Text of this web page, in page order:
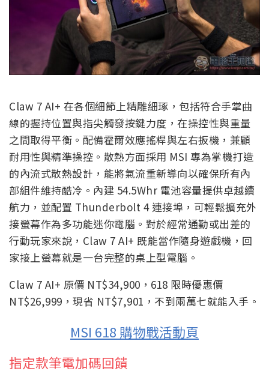
Claw 7 AI+ 在各個細節上精雕細琢，包括符合手掌曲
線的握持位置與指尖觸發按鍵力度，在操控性與重量
之間取得平衡。配備霍爾效應搖桿與左右扳機，兼顧
耐用性與精準操控。散熱方面採用 MSI 專為掌機打造
的內流式散熱設計，能將氣流重新導向以確保所有內
部組件維持酷冷。內建 54.5Whr 電池容量提供卓越續
航力，並配置 Thunderbolt 4 連接埠，可輕鬆擴充外
接螢幕作為多功能迷你電腦。對於經常通勤或出差的
行動玩家來說，Claw 7 AI+ 既能當作隨身遊戲機，回
家接上螢幕就是一台完整的桌上型電腦。
Claw 7 AI+ 原價 NT$34,900，618 限時優惠價
NT$26,999，現省 NT$7,901，不到兩萬七就能入手。
MSI 618 購物戰活動頁
指定款筆電加碼回饋